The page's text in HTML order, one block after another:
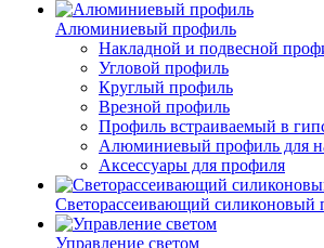
Алюминиевый профиль
Накладной и подвесной
Угловой профиль
Круглый профиль
Врезной профиль
Профиль встраиваемый в
Алюминиевый профиль для
Аксессуары для профиля
Светорассеивающий силиконовый
Управление светом